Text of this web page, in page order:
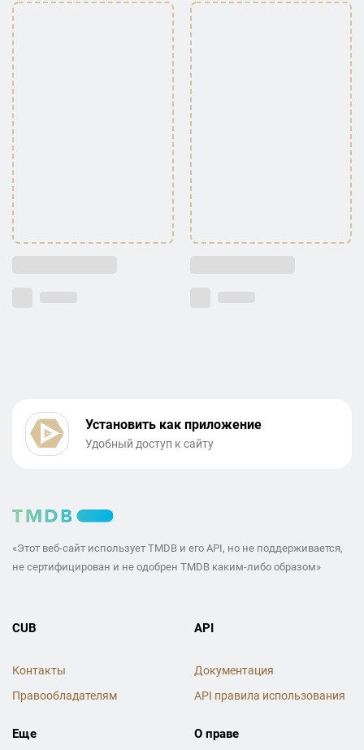
Установить как приложение
Удобный доступ к сайту
«Этот веб-сайт использует TMDB и его API, но не поддерживается,
не сертифицирован и не одобрен TMDB каким-либо образом»
CUB
Контакты
Правообладателям
API
Документация
API правила использования
Еще О праве